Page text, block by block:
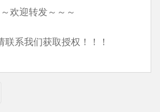
欢迎转发～～～
联系我们获取授权！！！